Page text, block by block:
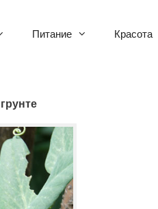
Питание Красота